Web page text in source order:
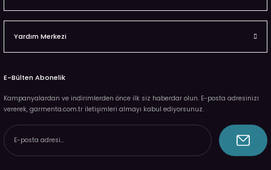
Yardım Merkezi
E-Bülten Abonelik
Kampanyalardan ve indirimlerden önce ilk siz haberdar olun. E-posta adresinizi
vererek, garmenta.com.tr iletişimleri almayı kabul ediyorsunuz.